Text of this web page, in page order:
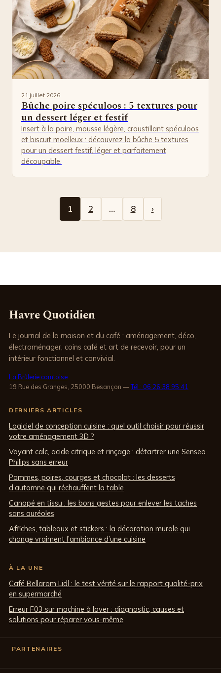
Bûche poire spéculoos : 5 textures pour
un dessert léger et festif
21 juillet 2026
Insert à la poire, mousse légère, croustillant spéculoos
et biscuit moelleux : découvrez la bûche 5 textures
pour un dessert festif, léger et parfaitement
découpable.
1 2 … 8 ›
Havre Quotidien
Le journal de la maison et du café : aménagement, déco,
électroménager, coins café et art de recevoir, pour un
intérieur fonctionnel et convivial.
La Brûlerie comtoise
19 Rue des Granges, 25000 Besançon —Tél : 06 26 38 95 41
DERNIERS ARTICLES
Logiciel de conception cuisine : quel outil choisir pour réussir
votre aménagement 3D ?
Voyant calc, acide citrique et rinçage : détartrer une Senseo
Philips sans erreur
Pommes, poires, courges et chocolat : les desserts
d’automne qui réchauffent la table
Canapé en tissu : les bons gestes pour enlever les taches
sans auréoles
Affiches, tableaux et stickers : la décoration murale qui
change vraiment l’ambiance d’une cuisine
À LA UNE
Café Bellarom Lidl : le test vérité sur le rapport qualité-prix
en supermarché
Erreur F03 sur machine à laver : diagnostic, causes et
solutions pour réparer vous-même
PARTENAIRES